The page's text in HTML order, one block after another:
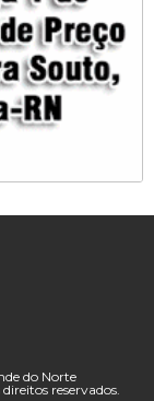
do Norte
reservados.